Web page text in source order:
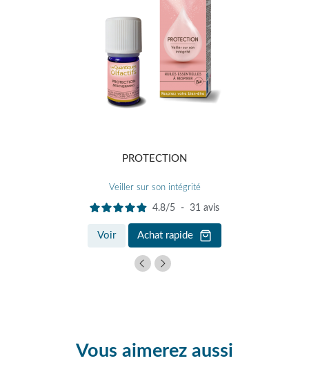
PROTECTION
Veiller sur son intégrité
4.8/5 - 31 avis
Voir Achat rapide
Vous aimerez aussi